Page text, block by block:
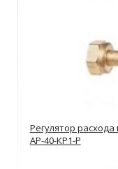
Регулятор
АР-40-КР1-Р